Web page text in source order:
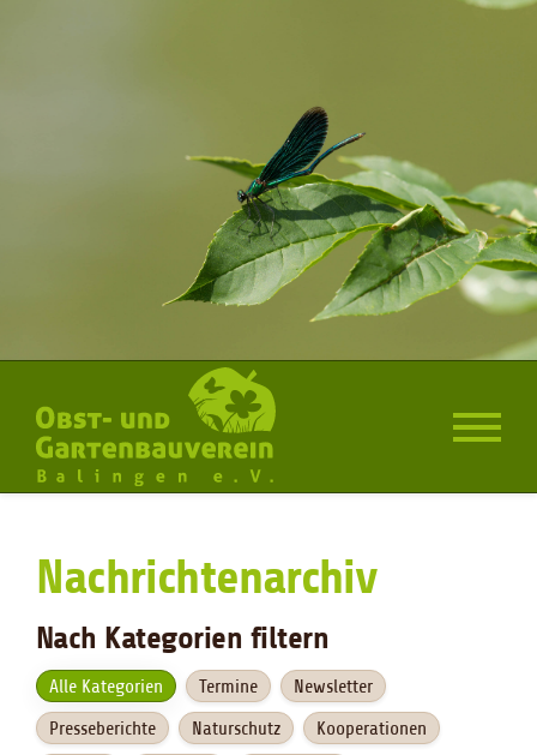
Nachrichtenarchiv
Nach Kategorien filtern
Alle Kategorien Termine
Newsletter
Presseberichte
Naturschutz
Kooperationen